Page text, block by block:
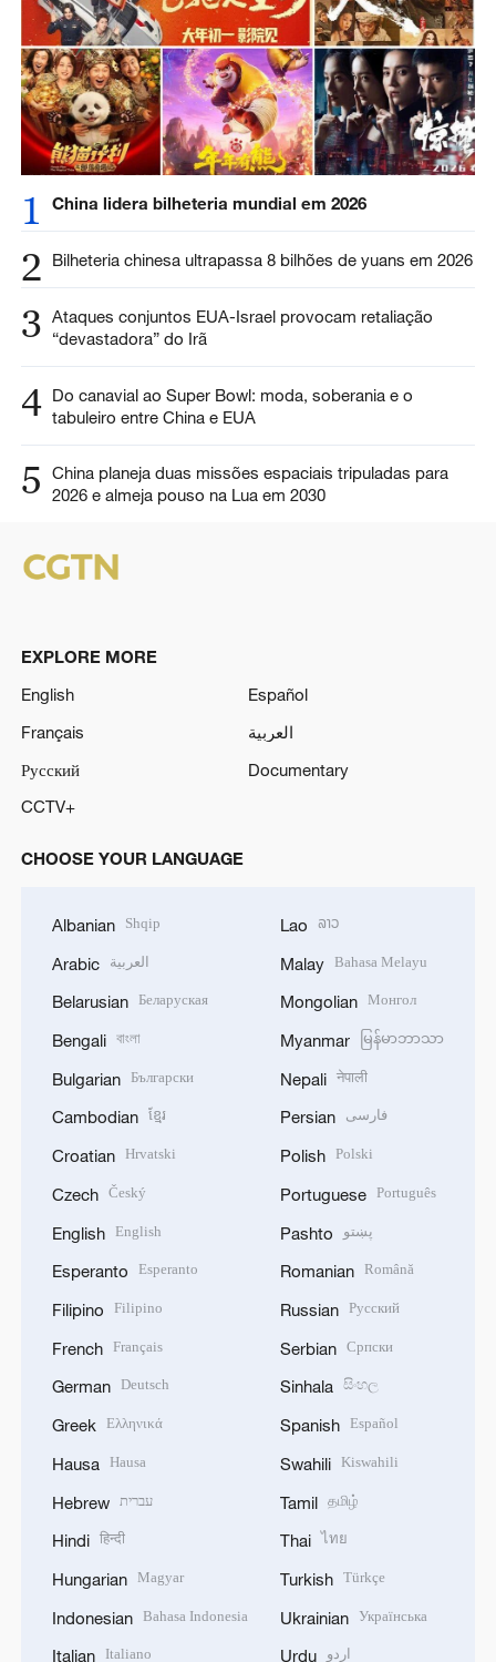
1 China lidera bilheteria mundial em 2026
2 Bilheteria chinesa ultrapassa 8 bilhões de yuans em 2026
3 Ataques conjuntos EUA-Israel provocam retaliação
“devastadora” do Irã
4 Do canavial ao Super Bowl: moda, soberania e o
tabuleiro entre China e EUA
5
China planeja duas missões espaciais tripuladas para
2026 e almeja pouso na Lua em 2030
EXPLORE MORE
English
Español
Français
العربية
Русский
Documentary
CCTV+
CHOOSE YOUR LANGUAGE
Albanian Shqip
Arabic العربية
Belarusian Беларуская
Bengali বাংলা
Bulgarian Български
Cambodian ខ្មែរ
Croatian Hrvatski
Czech Český
English English
Esperanto Esperanto
Filipino Filipino
French Français
German Deutsch
Greek Ελληνικά
Hausa Hausa
Hebrew עברית
Hindi हिन्दी
Hungarian Magyar
Indonesian Bahasa Indonesia
Italian Italiano
Lao ລາວ
Malay Bahasa Melayu
Mongolian Монгол
Myanmar မြန်မာဘာသာ
Nepali नेपाली
Persian فارسی
Polish Polski
Portuguese Português
Pashto پښتو
Romanian Română
Russian Русский
Serbian Српски
Sinhala සිංහල
Spanish Español
Swahili Kiswahili
Tamil தமிழ்
Thai ไทย
Turkish Türkçe
Ukrainian Українська
Urdu اردو